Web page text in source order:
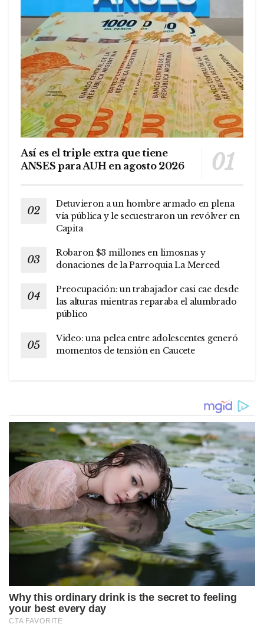
Así es el triple extra que tiene
ANSES para AUH en agosto 2026
Detuvieron a un hombre armado en plena
vía pública y le secuestraron un revólver en
Capita
Robaron $3 millones en limosnas y
donaciones de la Parroquia La Merced
Preocupación: un trabajador casi cae desde
las alturas mientras reparaba el alumbrado
público
Video: una pelea entre adolescentes generó
momentos de tensión en Caucete